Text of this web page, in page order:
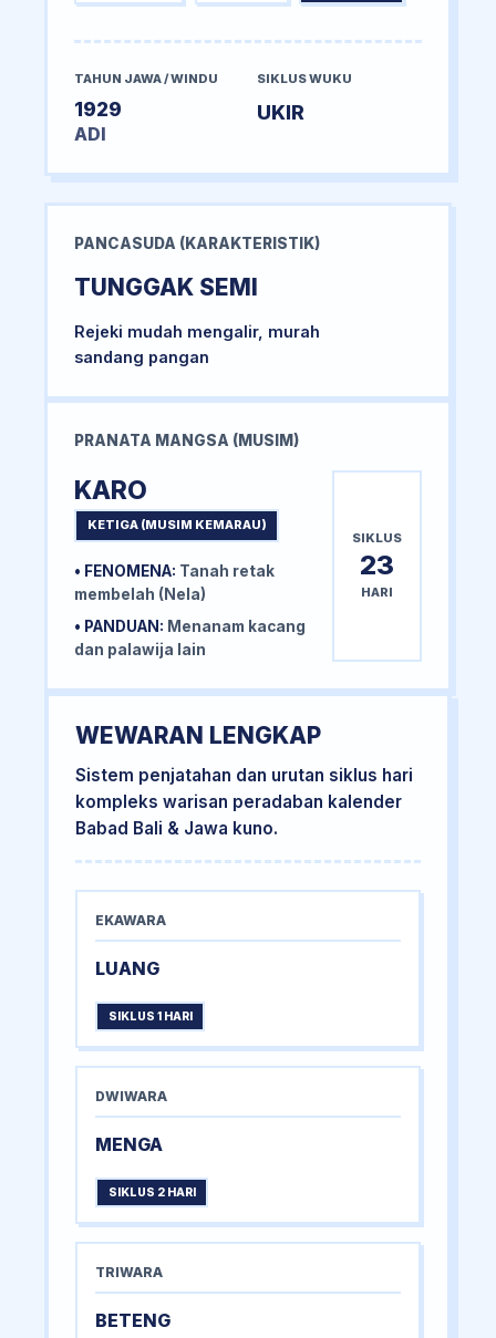
TAHUN JAWA / WINDU
1929
ADI
SIKLUS WUKU
UKIR
PANCASUDA (KARAKTERISTIK)
TUNGGAK SEMI
Rejeki mudah mengalir, murah
sandang pangan
PRANATA MANGSA (MUSIM)
KARO
KETIGA (MUSIM KEMARAU)
• FENOMENA: Tanah retak
membelah (Nela)
• PANDUAN: Menanam kacang
dan palawija lain
SIKLUS
23
HARI
WEWARAN LENGKAP
Sistem penjatahan dan urutan siklus hari
kompleks warisan peradaban kalender
Babad Bali & Jawa kuno.
EKAWARA
LUANG
SIKLUS 1 HARI
DWIWARA
MENGA
SIKLUS 2 HARI
TRIWARA
BETENG